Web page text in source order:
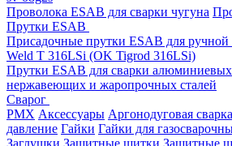
Проволока ESAB для сварки чугуна
Прутки ESAB
Присадочные прутки ESAB для ручной
Weld T 316LSi (OK Tigrod 316LSi)
Прутки ESAB для сварки алюминиевых
нержавеющих и жаропрочных сталей
Сварог
PMX Аксессуары Аргонодуговая
давление Гайки Гайки для
Заглушки Защитные щитки Защитные